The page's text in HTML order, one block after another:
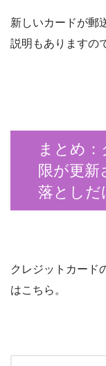
新しいカードが郵
説明もありますの
まとめ
限が更新
落としだ
クレジットカード
はこちら。